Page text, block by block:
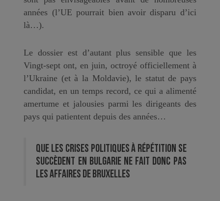
années (l’UE pourrait bien avoir disparu d’ici
là…).
Le dossier est d’autant plus sensible que les
Vingt-sept ont, en juin, octroyé officiellement à
l’Ukraine (et à la Moldavie), le statut de pays
candidat, en un temps record, ce qui a alimenté
amertume et jalousies parmi les dirigeants des
pays qui patientent depuis des années…
Que les crises politiques à répétition se
succèdent en Bulgarie ne fait donc pas
les affaires de Bruxelles